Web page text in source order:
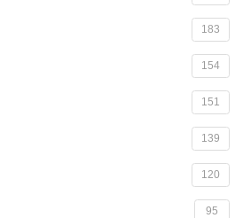
183
154
151
139
120
95